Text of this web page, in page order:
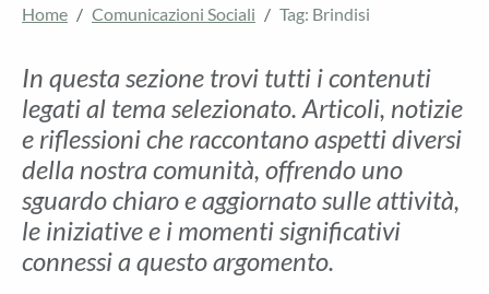
Home Comunicazioni Sociali Tag: Brindisi
In questa sezione trovi tutti i contenuti
legati al tema selezionato. Articoli, notizie
e riflessioni che raccontano aspetti diversi
della nostra comunità, offrendo uno
sguardo chiaro e aggiornato sulle attività,
le iniziative e i momenti significativi
connessi a questo argomento.